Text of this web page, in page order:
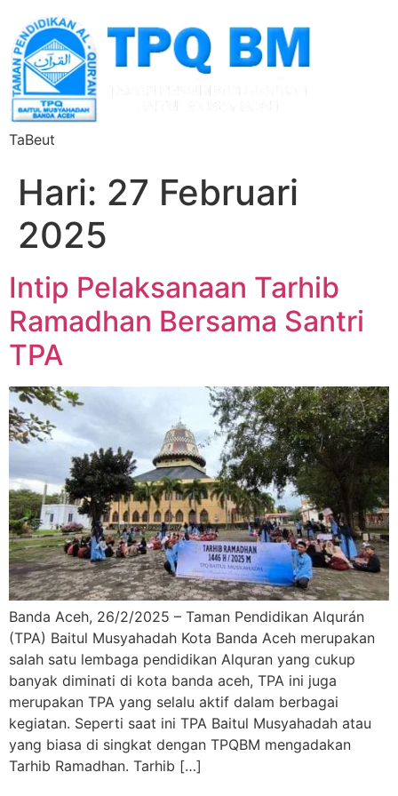
TaBeut
Hari: 27 Februari
2025
Intip Pelaksanaan Tarhib
Ramadhan Bersama Santri
TPA
Banda Aceh, 26/2/2025 – Taman Pendidikan Alqurán
(TPA) Baitul Musyahadah Kota Banda Aceh merupakan
salah satu lembaga pendidikan Alquran yang cukup
banyak diminati di kota banda aceh, TPA ini juga
merupakan TPA yang selalu aktif dalam berbagai
kegiatan. Seperti saat ini TPA Baitul Musyahadah atau
yang biasa di singkat dengan TPQBM mengadakan
Tarhib Ramadhan. Tarhib […]